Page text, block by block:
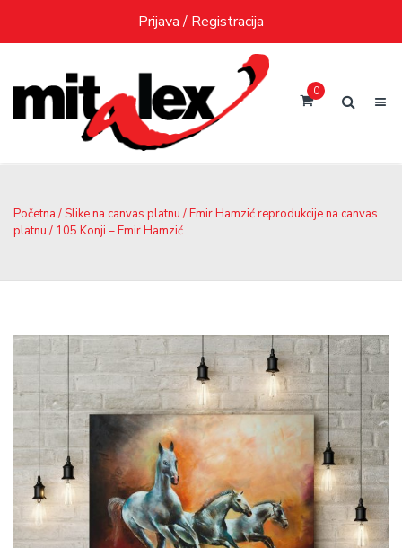
content
Prijava / Registracija
0
Početna /Slike na canvas platnu /Emir Hamzić reprodukcije na canvas
platnu / 105 Konji – Emir Hamzić